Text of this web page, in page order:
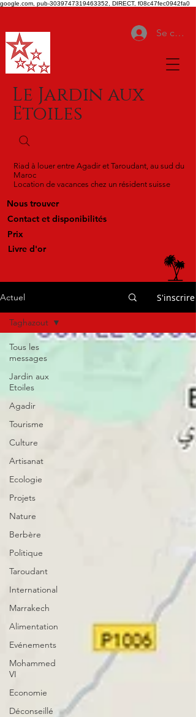
google.com, pub-3039747319463352, DIRECT, f08c47fec0942fa0
Se
Le Jardin aux
Etoiles
Riad à louer entre Agadir et Taroudant, au sud du
Maroc
Location de vacances chez un résident suisse
Nous trouver
Contact et disponibilités
Prix
Livre d'or
Actuel S'inscrire
Tous les
messages
Jardin aux
Etoiles
Agadir
Tourisme
Culture
Artisanat
Ecologie
Projets
Nature
Berbère
Politique
Taroudant
International
Marrakech
Alimentation
Evénements
Mohammed
VI
Economie
Déconseillé
Taghazout